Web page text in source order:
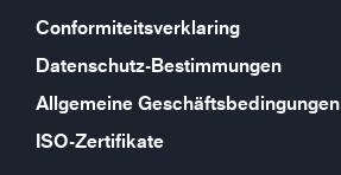
Conformiteitsverklaring
Datenschutz-Bestimmungen
Allgemeine Geschäftsbedingungen
ISO-Zertifikate